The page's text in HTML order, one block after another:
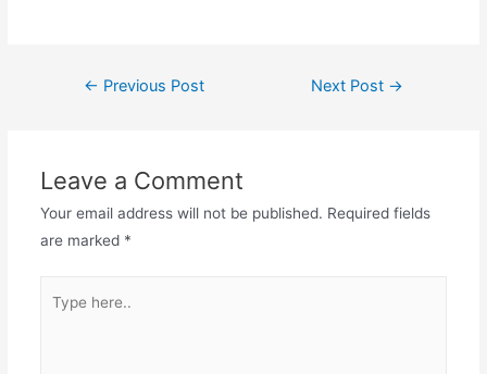
← Previous Post Next Post →
Leave a Comment
Your email address will not be published. Required fields
are marked *